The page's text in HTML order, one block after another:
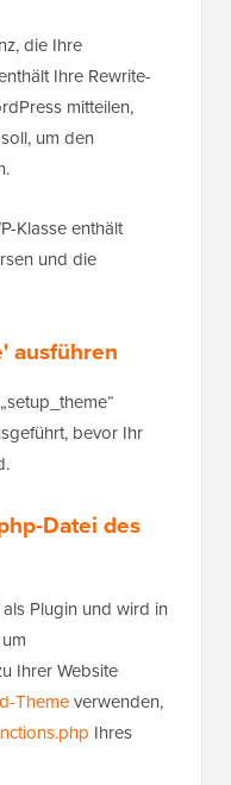
die Ihre
Ihre Rewrite-
mitteilen,
um den
Klasse enthält
und die
ausführen
bevor Ihr
Datei des
Plugin und wird in
Ihrer Website
Themeverwenden,
Ihres